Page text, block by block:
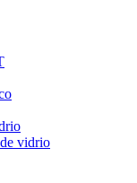
vidrio